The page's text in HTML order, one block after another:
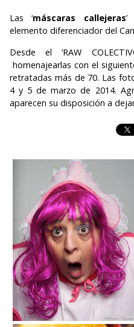
Las ‘máscaras callejeras’
elemento diferenciador del
Desde el ‘RAW
homenajearlas con el
retratadas más de 70. Las
4 y 5 de marzo de 2014.
aparecen su disposición a